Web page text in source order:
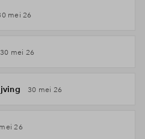
mei 26
30 mei 26
30 mei 26
26